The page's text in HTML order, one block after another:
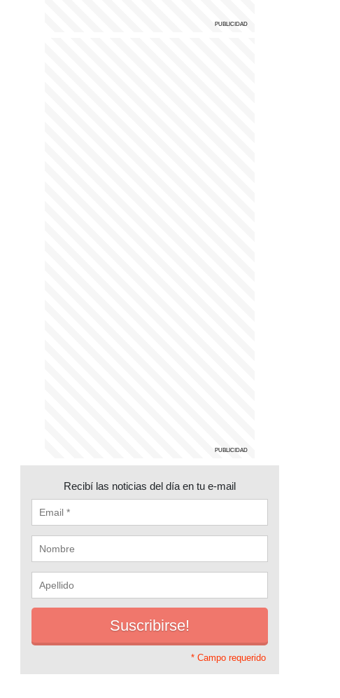
Recibí las noticias del día en tu e-mail
* Campo requerido